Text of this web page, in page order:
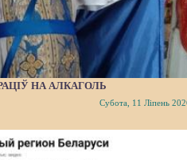
НА АЛКАГОЛЬ
Субота, 11 Ліпень